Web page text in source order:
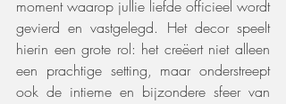
moment waarop jullie liefde officieel wordt
gevierd en vastgelegd. Het decor speelt
hierin een grote rol: het creëert niet alleen
een prachtige setting, maar onderstreept
ook de intieme en bijzondere sfeer van